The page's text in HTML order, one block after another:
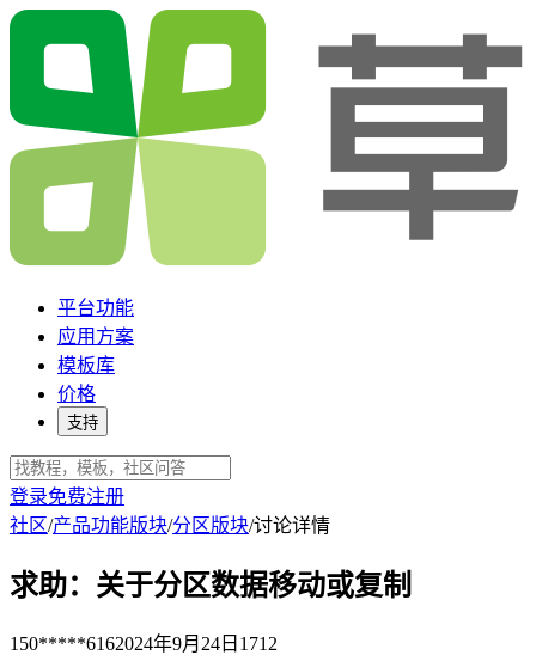
平台功能
应用方案
模板库
价格
支持
登录免费注册
社区/产品功能版块/分区版块/讨论详情
求助：关于分区数据移动或复制
150*****6162024年9月24日 1712